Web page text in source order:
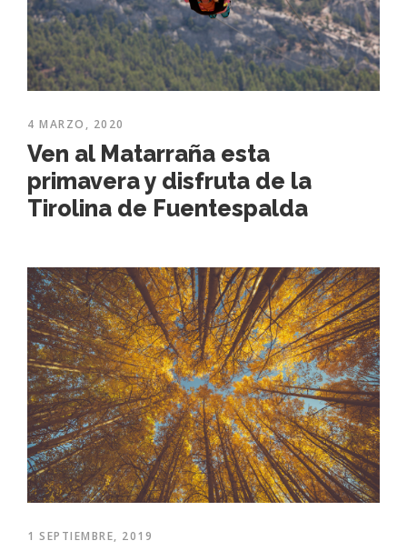
4 MARZO, 2020
Ven al Matarraña esta
primavera y disfruta de la
Tirolina de Fuentespalda
1 SEPTIEMBRE, 2019